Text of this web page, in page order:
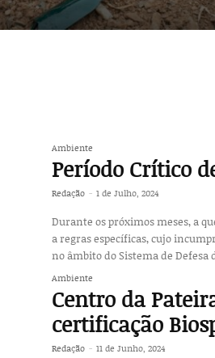
Ambiente
Período Crítico
Redação - 1 de Julho, 2024
Durante os próximos meses, a
a regras específicas, cujo
no âmbito do Sistema de Defesa
Ambiente
Centro da
certificação
Redação - 11 de Junho, 2024